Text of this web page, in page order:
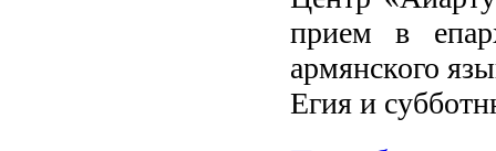
прием в
армянского
Егия и